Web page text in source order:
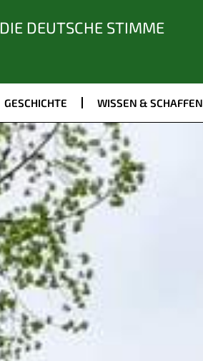
DIE DEUTSCHE STIMME
GESCHICHTE WISSEN & SCHAFFEN